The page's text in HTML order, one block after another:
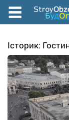
Перейти
до
вмісту
Історик: